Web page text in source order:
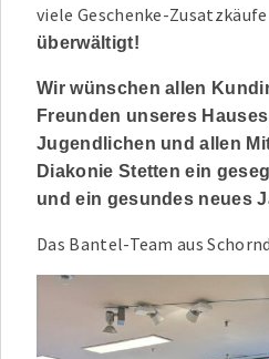
viele Geschenke-
überwältigt!
Wir wünschen allen
Freunden unseres
Jugendlichen und allen
Diakonie Stetten ein
und ein gesundes neues
Das Bantel-Team aus